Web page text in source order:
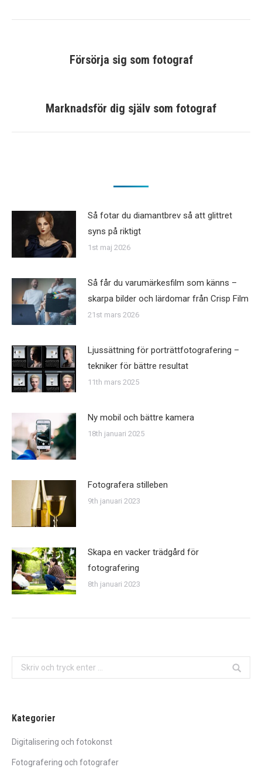
navigation
Previous
Försörja sig som fotograf
Next
Marknadsför dig själv som fotograf
Så fotar du diamantbrev så att glittret
syns på riktigt
1st maj 2026
Så får du varumärkesfilm som känns –
skarpa bilder och lärdomar från Crisp Film
21st mars 2026
Ljussättning för porträttfotografering –
tekniker för bättre resultat
11th mars 2025
Ny mobil och bättre kamera
18th januari 2025
Fotografera stilleben
9th januari 2023
Skapa en vacker trädgård för
fotografering
8th januari 2023
Search:
Kategorier
Digitalisering och fotokonst
Fotografering och fotografer